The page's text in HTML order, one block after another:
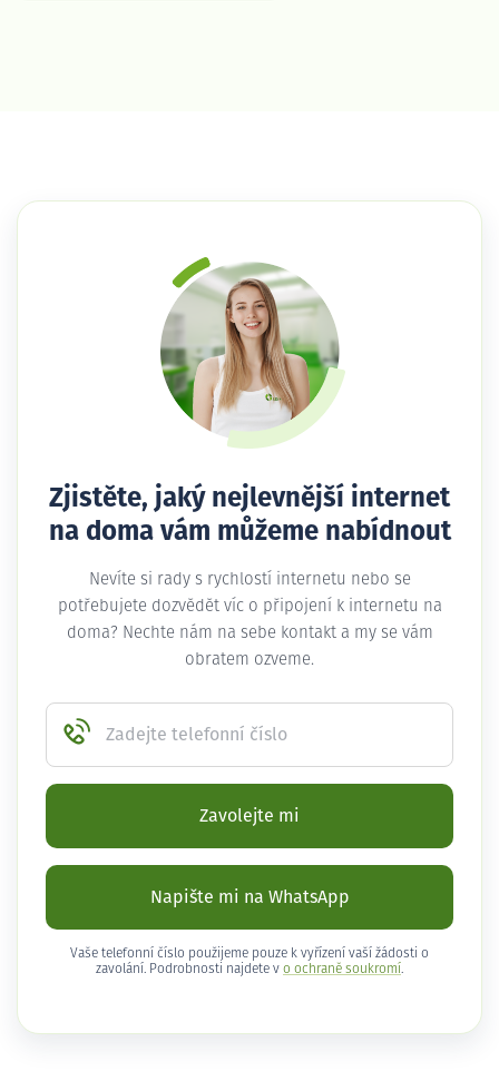
Zjistěte, jaký nejlevnější internet
na doma vám můžeme nabídnout
Nevíte si rady s rychlostí internetu nebo se
potřebujete dozvědět víc o připojení k internetu na
doma? Nechte nám na sebe kontakt a my se vám
obratem ozveme.
Zadejte telefonní číslo
Zavolejte mi
Napište mi na WhatsApp
Vaše telefonní číslo použijeme pouze k vyřízení vaší žádosti o
zavolání. Podrobnosti najdete v o ochraně soukromí .